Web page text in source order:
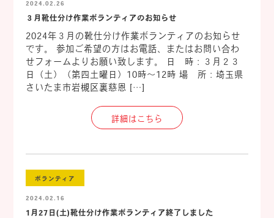
2024.02.26
３月靴仕分け作業ボランティアのお知らせ
2024年３月の靴仕分け作業ボランティアのお知らせ
です。 参加ご希望の方はお電話、またはお問い合わ
せフォームよりお願い致します。 日 時：３月２３
日（土）（第四土曜日）10時～12時 場 所：埼玉県
さいたま市岩槻区裏慈恩 […]
詳細はこちら
ボランティア
2024.02.16
1月27日(土)靴仕分け作業ボランティア終了しました